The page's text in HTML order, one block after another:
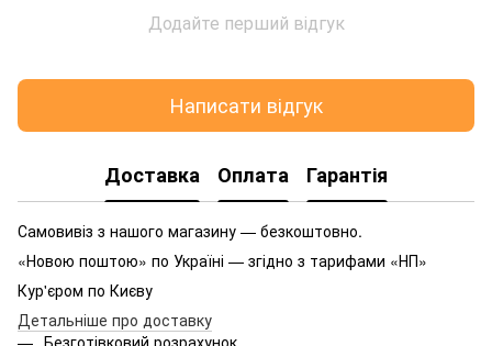
Додайте перший відгук
Написати відгук
Доставка Оплата Гарантія
Самовивіз з нашого магазину — безкоштовно.
«Новою поштою» по Україні — згідно з тарифами «НП»
Кур'єром по Києву
Детальніше про доставку
Безготівковий розрахунок